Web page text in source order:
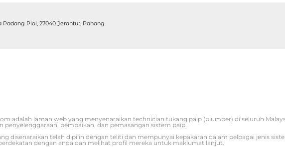
Padang Piol, 27040 Jerantut, Pahang
adalah laman web yang menyenaraikan technician tukang paip (plumber) di seluruh
penyelenggaraan, pembaikan, dan pemasangan sistem paip.
disenaraikan telah dipilih dengan teliti dan mempunyai kepakaran dalam pelbagai jenis
dengan anda dan melihat profil mereka untuk maklumat lanjut.